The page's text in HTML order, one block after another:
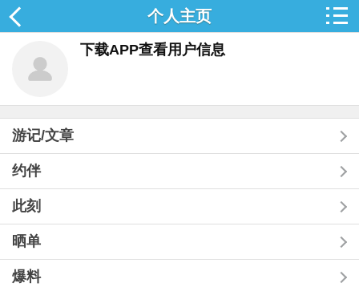
个人主页
下载APP查看用户信息
游记/文章
约伴
此刻
晒单
爆料